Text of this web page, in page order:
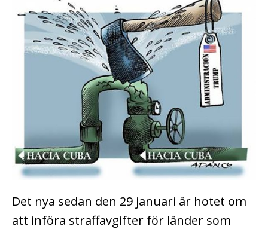
Det nya sedan den 29 januari är hotet om
att införa straffavgifter för länder som